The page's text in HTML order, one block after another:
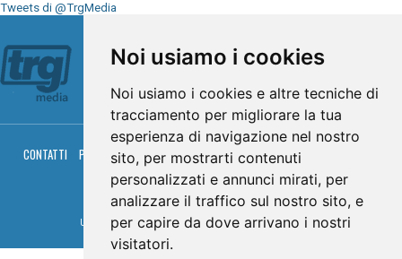
Noi usiamo i cookies
Noi usiamo i cookies e altre tecniche di
tracciamento per migliorare la tua
esperienza di navigazione nel nostro
sito, per mostrarti contenuti
personalizzati e annunci mirati, per
analizzare il traffico sul nostro sito, e
per capire da dove arrivano i nostri
visitatori.
Tweets di @TrgMedia
CONTATTI PRIVACY COOKIES PALINSESTO DIRETTA TV
RGM HITRADIO
© TRG Media 2005-2026
Umbria Televisioni s.r.l. - P.I.00496230541 -www.trgmedia.it- Powered by